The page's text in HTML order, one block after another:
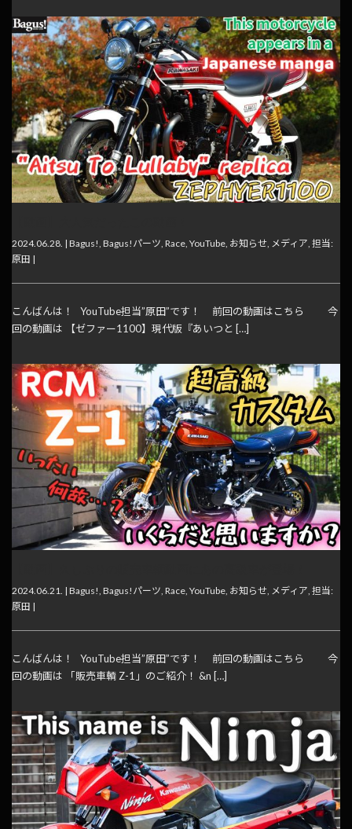
2024.06.28. | Bagus!, Bagus!パーツ, Race, YouTube, お知らせ, メディア, 担当:
原田 |
こんばんは！ YouTube担当”原田”です！ 前回の動画はこちら 今
回の動画は 【ゼファー1100】現代版『あいつと […]
2024.06.21. | Bagus! Bagus!パーツ Race YouTube お知らせ メディア 担当:
原田 |
こんばんは！ YouTube担当”原田”です！ 前回の動画はこちら 今
回の動画は 「販売車輌 Z-1」のご紹介！ &n […]